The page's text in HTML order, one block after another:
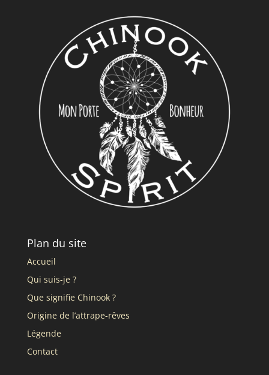
Plan du site
Accueil
Qui suis-je ?
Que signifie Chinook ?
Origine de l’attrape-rêves
Légende
Contact